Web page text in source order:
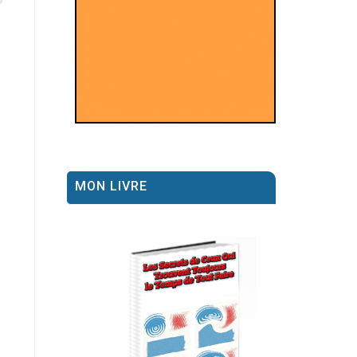
MON LIVRE